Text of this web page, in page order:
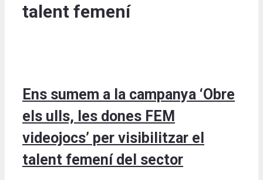
talent femení
Ens sumem a la campanya ‘Obre
els ulls, les dones FEM
videojocs’ per visibilitzar el
talent femení del sector